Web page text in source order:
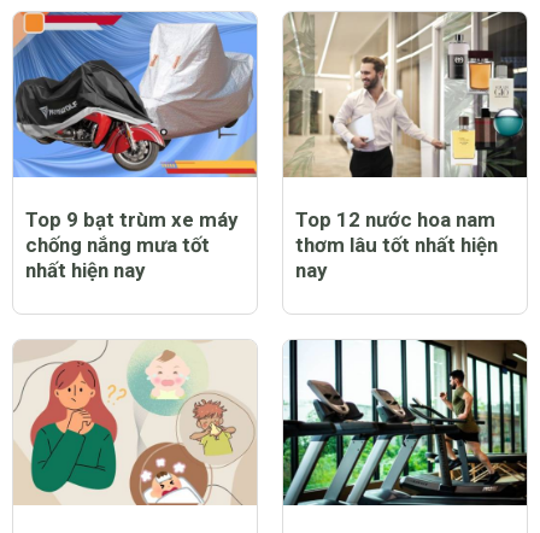
Top 9 bạt trùm xe máy
chống nắng mưa tốt
nhất hiện nay
Top 12 nước hoa nam
thơm lâu tốt nhất hiện
nay